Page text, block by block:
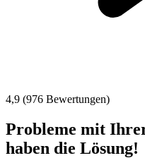
4,9 (976 Bewertungen)
Probleme mit
haben die Lösung!